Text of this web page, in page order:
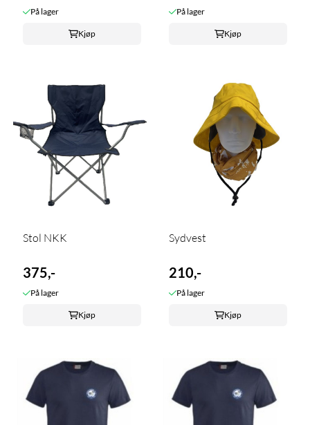
På lager
Kjøp
På lager
Kjøp
Stol NKK
375,-
På lager
Kjøp
Sydvest
210,-
På lager
Kjøp